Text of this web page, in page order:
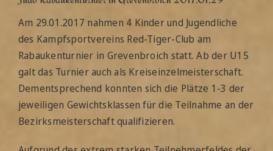
Düsseldorf Trainingsplan
Sonstiges
Am 29.01.2017 nahmen 4 Kinder und Jugendliche
des Kampfsportvereins Red-Tiger-Club am
Rabaukenturnier in Grevenbroich statt. Ab der U15
galt das Turnier auch als Kreiseinzelmeisterschaft.
Dementsprechend konnten sich die Plätze 1-3 der
jeweiligen Gewichtsklassen für die Teilnahme an der
Bezirksmeisterschaft qualifizieren.